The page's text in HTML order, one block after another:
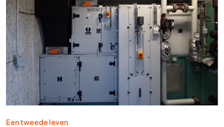
Een tweede leven